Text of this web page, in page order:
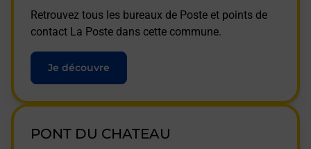
Retrouvez tous les bureaux de Poste et points de
contact La Poste dans cette commune.
Je découvre
PONT DU CHATEAU